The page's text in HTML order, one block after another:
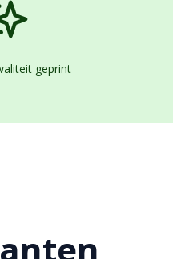
geprint